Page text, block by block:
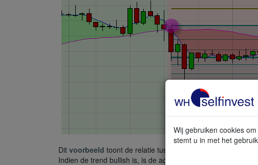
Dit voorbeeld toont de relatie tussen de
Indien de trend bullish is, is de achtergrond van de grafiek
Wij gebruiken cookies
stemt u in met het